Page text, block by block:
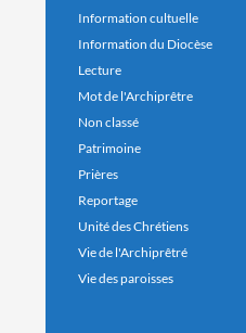
Information cultuelle
Information du Diocèse
Lecture
Mot de l'Archiprêtre
Non classé
Patrimoine
Prières
Reportage
Unité des Chrétiens
Vie de l'Archiprêtré
Vie des paroisses